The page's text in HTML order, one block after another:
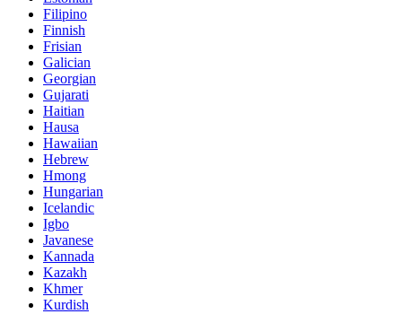
Filipino
Finnish
Frisian
Galician
Georgian
Gujarati
Haitian
Hausa
Hawaiian
Hebrew
Hmong
Hungarian
Icelandic
Igbo
Javanese
Kannada
Kazakh
Khmer
Kurdish